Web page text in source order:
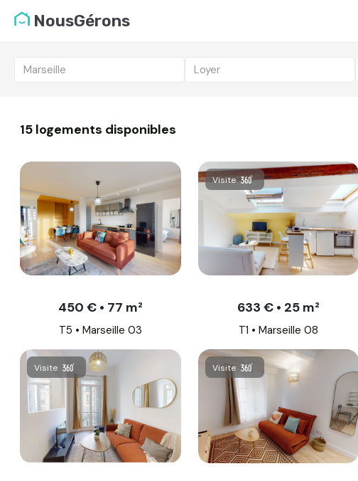
NousGérons
Marseille Loyer
Liste des logements
15 logements disponibles
450 € • 77 m²
T5 • Marseille 03
Visite
633 € • 25 m²
T1 • Marseille 08
Visite Visite